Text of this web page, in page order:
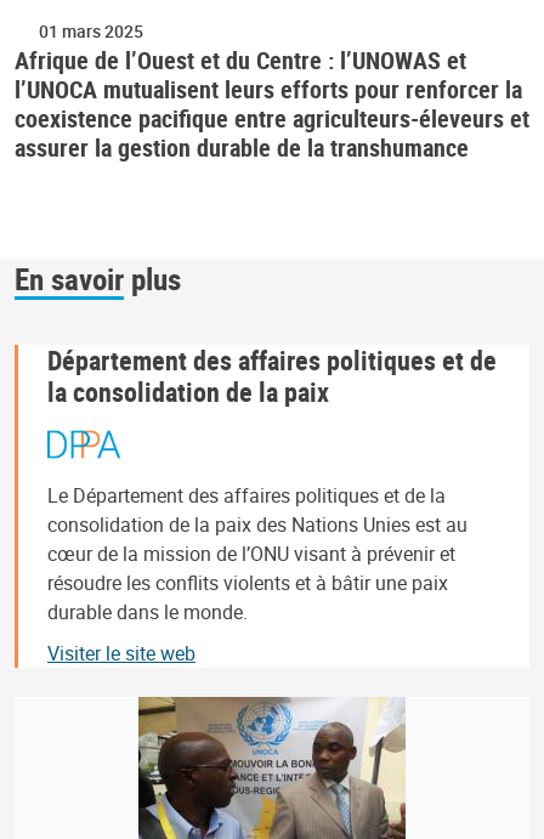
01 mars 2025
Afrique de l’Ouest et du Centre : l’UNOWAS et
l’UNOCA mutualisent leurs efforts pour renforcer la
coexistence pacifique entre agriculteurs-éleveurs et
assurer la gestion durable de la transhumance
En savoir plus
Département des affaires politiques et de
la consolidation de la paix
Le Département des affaires politiques et de la
consolidation de la paix des Nations Unies est au
cœur de la mission de l’ONU visant à prévenir et
résoudre les conflits violents et à bâtir une paix
durable dans le monde.
Visiter le site web